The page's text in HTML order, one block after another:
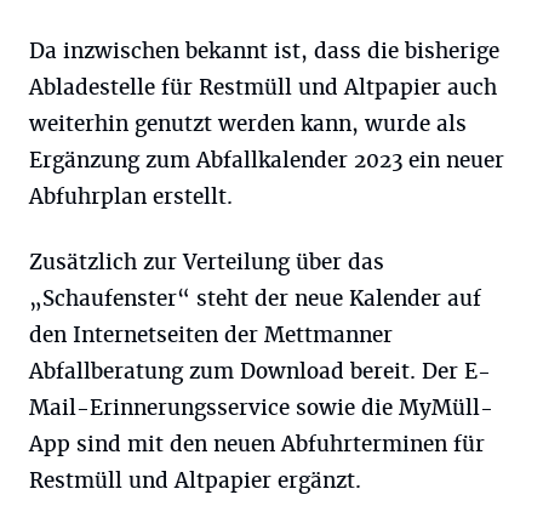
Da inzwischen bekannt ist, dass die bisherige
Abladestelle für Restmüll und Altpapier auch
weiterhin genutzt werden kann, wurde als
Ergänzung zum Abfallkalender 2023 ein neuer
Abfuhrplan erstellt.
Zusätzlich zur Verteilung über das
„Schaufenster“ steht der neue Kalender auf
den Internetseiten der Mettmanner
Abfallberatung zum Download bereit. Der E-
Mail-Erinnerungsservice sowie die MyMüll-
App sind mit den neuen Abfuhrterminen für
Restmüll und Altpapier ergänzt.